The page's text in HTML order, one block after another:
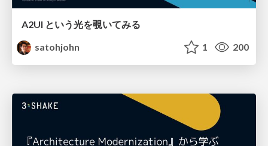
A2UI という光を覗いてみる
satohjohn
1 200